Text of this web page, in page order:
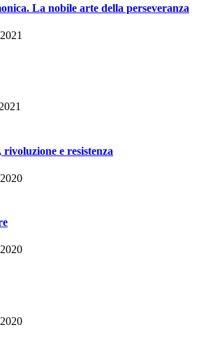
La nobile arte della perseveranza
e resistenza